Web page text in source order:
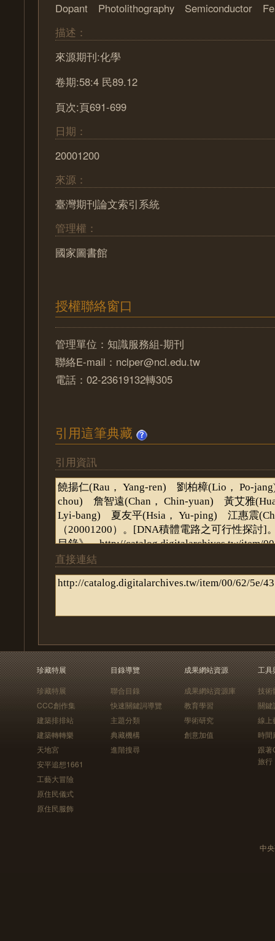
Dopant Photolithography Semiconductor
描述：
來源期刊:化學
卷期:58:4 民89.12
頁次:頁691-699
日期：
20001200
來源：
臺灣期刊論文索引系統
管理權：
國家圖書館
授權聯絡窗口
管理單位：知識服務組-期刊
聯絡E-mail：nclper@ncl.edu.tw
電話：02-23619132轉305
引用這筆典藏
引用資訊
直接連結
珍藏特展
珍藏特展
CCC創作集
建築排排站
建築轉轉樂
天地宮
安平追想1661
工藝大冒險
原住民儀式
原住民服飾
目錄導覽
聯合目錄
快速關鍵詞導覽
主題分類
典藏機構
進階搜尋
成果網站資源
成果網站資源庫
教育學習
學術研究
創意加值
工具
技術
關鍵
線上
時間
跟
旅行
中